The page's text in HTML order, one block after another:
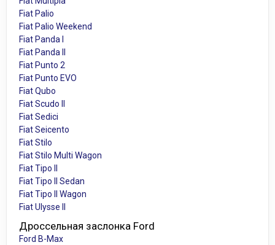
Fiat Palio
Fiat Palio Weekend
Fiat Panda I
Fiat Panda II
Fiat Punto 2
Fiat Punto EVO
Fiat Qubo
Fiat Scudo II
Fiat Sedici
Fiat Seicento
Fiat Stilo
Fiat Stilo Multi Wagon
Fiat Tipo II
Fiat Tipo II Sedan
Fiat Tipo II Wagon
Fiat Ulysse II
Дроссельная заслонка Ford
Ford B-Max